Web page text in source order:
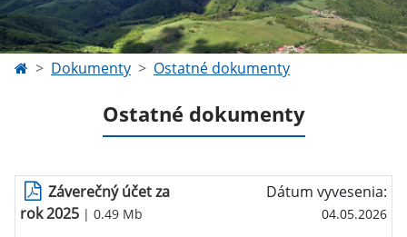
Dokumenty Ostatné dokumenty
Ostatné dokumenty
Záverečný účet za
rok 2025 | 0.49 Mb
Dátum vyvesenia:
04.05.2026